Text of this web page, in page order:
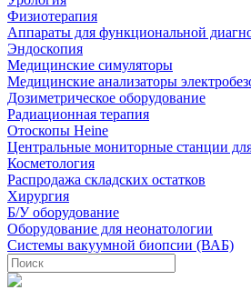
Физиотерапия
Аппараты для функциональной
Эндоскопия
Медицинские симуляторы
Медицинские анализаторы
Дозиметрическое оборудование
Радиационная терапия
Отоскопы Heine
Центральные мониторные станции
Косметология
Распродажа складских остатков
Хирургия
Б/У оборудование
Оборудование для неонатологии
Системы вакуумной биопсии (ВАБ)